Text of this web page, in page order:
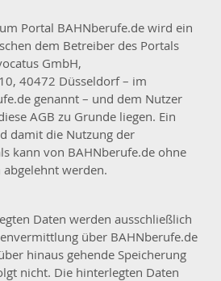
Portal BAHNberufe.de wird ein
dem Betreiber des Portals
GmbH,
40472 Düsseldorf – im
genannt – und dem Nutzer
AGB zu Grunde liegen. Ein
damit die Nutzung der
kann von BAHNberufe.de ohne
werden.
Daten werden ausschließlich
über BAHNberufe.de
hinaus gehende Speicherung
nicht. Die hinterlegten Daten